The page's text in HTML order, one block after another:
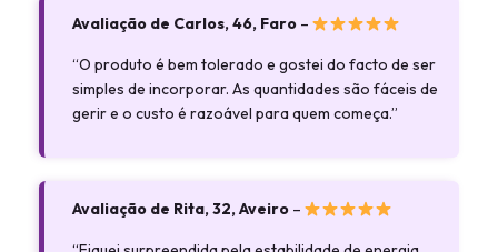
Avaliação de Carlos, 46, Faro–
“O produto é bem tolerado e gostei do facto de ser
simples de incorporar. As quantidades são fáceis de
gerir e o custo é razoável para quem começa.”
Avaliação de Rita, 32, Aveiro–